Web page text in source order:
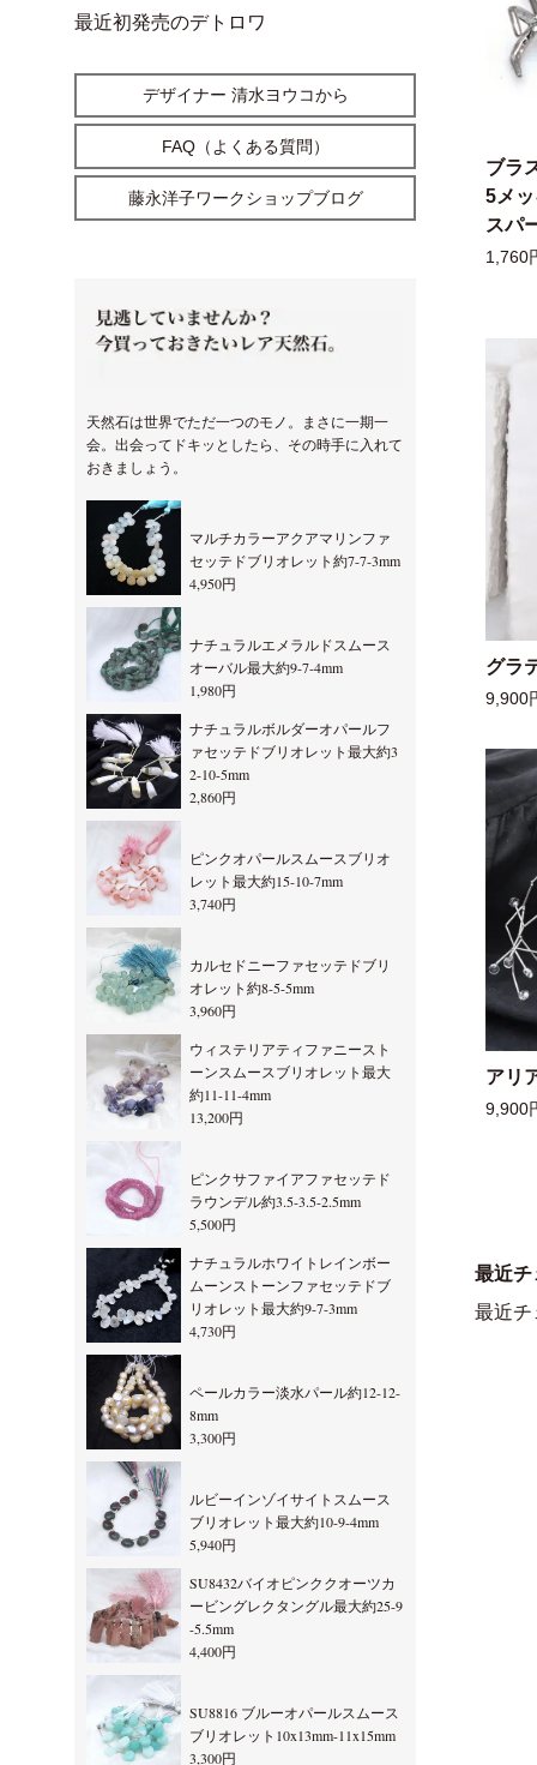
ブラ
5メ
スパ
1,760
グラ
9,900
アリ
9,900
最近チ
最近チ
最近初発売のデトロワ
デザイナー 清水ヨウコから
FAQ（よくある質問）
藤永洋子ワークショップブログ
天然石は世界でただ一つのモノ。まさに一期一
会。出会ってドキッとしたら、その時手に入れて
おきましょう。
マルチカラーアクアマリンファ
セッテドブリオレット約7-7-3mm
4,950円
ナチュラルエメラルドスムース
オーバル最大約9-7-4mm
1,980円
ナチュラルボルダーオパールフ
ァセッテドブリオレット最大約3
2-10-5mm
2,860円
ピンクオパールスムースブリオ
レット最大約15-10-7mm
3,740円
カルセドニーファセッテドブリ
オレット約8-5-5mm
3,960円
ウィステリアティファニースト
ーンスムースブリオレット最大
約11-11-4mm
13,200円
ピンクサファイアファセッテド
ラウンデル約3.5-3.5-2.5mm
5,500円
ナチュラルホワイトレインボー
ムーンストーンファセッテドブ
リオレット最大約9-7-3mm
4,730円
ペールカラー淡水パール約12-12-
8mm
3,300円
ルビーインゾイサイトスムース
ブリオレット最大約10-9-4mm
5,940円
SU8432バイオピンククオーツカ
ービングレクタングル最大約25-9
-5.5mm
4,400円
SU8816 ブルーオパールスムース
ブリオレット10x13mm-11x15mm
3,300円